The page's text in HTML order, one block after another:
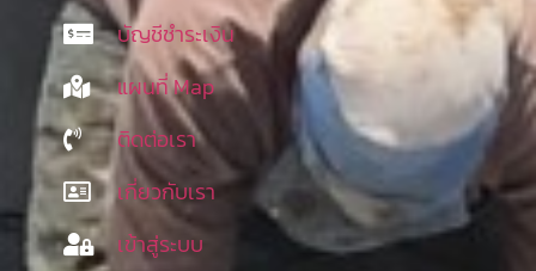
บัญชีชำระเงิน
แผนที่ Map
ติดต่อเรา
เกี่ยวกับเรา
เข้าสู่ระบบ